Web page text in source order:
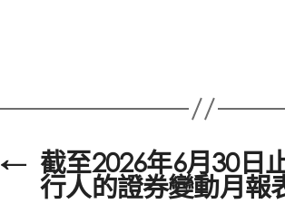
← 截至2026年6月30日
行人的證券變動月報